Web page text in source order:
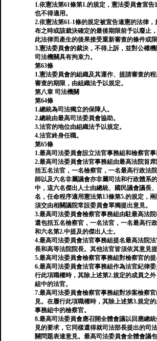
1.依憲法第61條第1.的規定，憲法委員會宣告
也不得適用。
2.依憲法第61-1條的規定被宣告違憲的法律
布之時或該裁決確定的最後期限前予以廢止
此法律而產生的後果接受重新審查的條件或限
3.憲法委員會的裁決，不得上訴，並對公權機
司法機關具有拘束力。
第63條
1.憲法委員會的組織及其運作、提請審查的
審查的期限，由組織法予以規定。
第八章 司法機關
第64條
1.總統為司法獨立的保障人。
2.總統由最高司法委員會協助。
3.法官的地位由組織法予以規定。
4.法官終身任職。
第65條
1.最高司法委員會設立法官事務組和檢察官事
2.最高司法委員會法官事務組由最高法院首
括五名法官，一名檢察官，一名最高行政法
師以及六名非屬議會亦非屬司法和行政體系
中，這六名傑出人士由總統、國民議會議長
名，任命程序適用憲法第13條第5.的規定，
須交由相關議院常設委員會單獨提出意見。
3.最高司法委員會檢察官事務組由駐最高法
還包括五名檢察官，一名法官，一名最高行
和六名第2.中提及的傑出人士。
4.最高司法委員會法官事務組提名最高法院
長和高等法院院長。其他法官皆須依其意見提
5.最高司法委員會檢察官事務組對檢察官的提
6.最高司法委員會法官事務組作為法官紀律
行此項職權時，其除上述第2.規定的成員之
組中的法官。
7.最高司法委員會檢察官事務組對涉案檢察
見。在履行此項職權時，其除上述第3.規定
事務組中的檢察官。
8.最高司法委員會應召開全體會議以回應總
見的要求，它同樣還得就司法部長提出的司
關問題表達意見。最高司法委員會全體會議